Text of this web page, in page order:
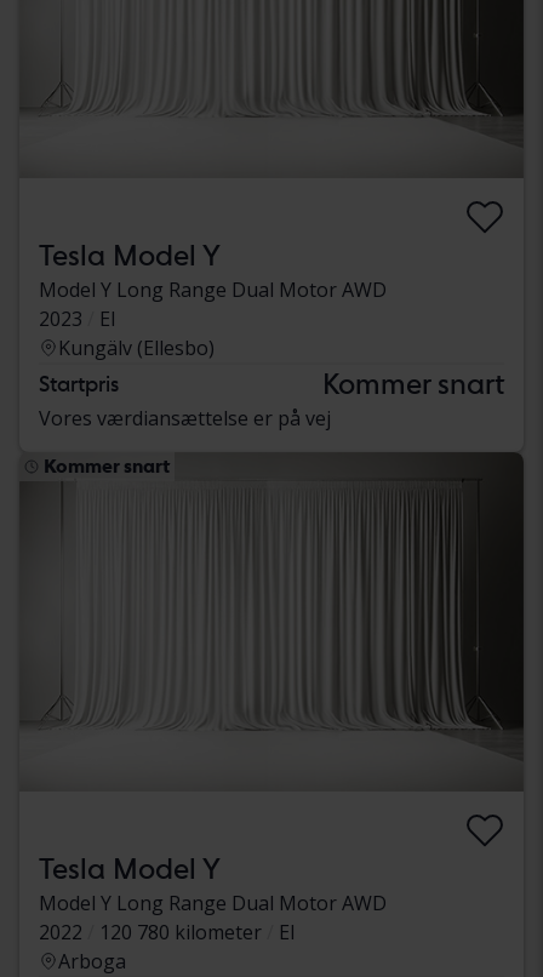
Tesla Model Y
Model Y Long Range Dual Motor AWD
2023
El
Kungälv (Ellesbo)
Startpris Kommer snart
Vores værdiansættelse er på vej
Kommer snart
Tesla Model Y
Model Y Long Range Dual Motor AWD
2022
120 780 kilometer
El
Arboga